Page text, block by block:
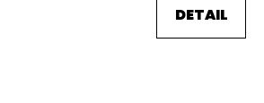
DETAIL